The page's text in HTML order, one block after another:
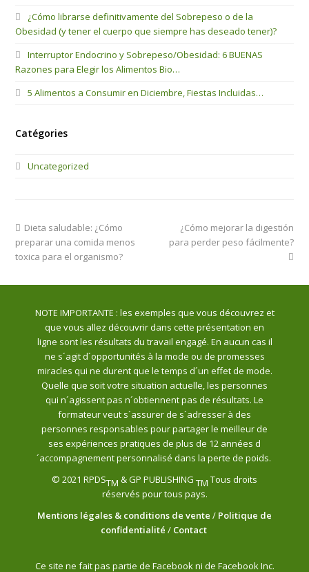
¿Cómo librarse definitivamente del Sobrepeso o de la
Obesidad (y tener el cuerpo que siempre has deseado tener)?
Interruptor Endocrino y Sobrepeso/Obesidad: 6 BUENAS
Razones para Elegir los Alimentos Bio…
5 Alimentos a Consumir en Diciembre, Fiestas Incluidas…
Catégories
Uncategorized
previous
post:
Dieta saludable: ¿Cómo
preparar una comida menos
toxica para el organismo?
next
post:
¿Cómo mejorar la digestión
para perder peso fácilmente?
NOTE IMPORTANTE : les exemples que vous découvrez et
que vous allez découvrir dans cette présentation en
ligne sont les résultats du travail engagé. En aucun cas il
ne s´agit d´opportunités à la mode ou de promesses
miracles qui ne durent que le temps d´un effet de mode.
Quelle que soit votre situation actuelle, les personnes
qui n´agissent pas n´obtiennent pas de résultats. Le
formateur veut s´assurer de s´adresser à des
personnes responsables pour partager le meilleur de
ses expériences pratiques de plus de 12 années d
´accompagnement personnalisé dans la perte de poids.
© 2021 RPDSTM & GP PUBLISHING TM Tous droits
réservés pour tous pays.
Mentions légales & conditions de vente / Politique de
confidentialité / Contact
Ce site ne fait pas partie de Facebook ni de Facebook Inc.